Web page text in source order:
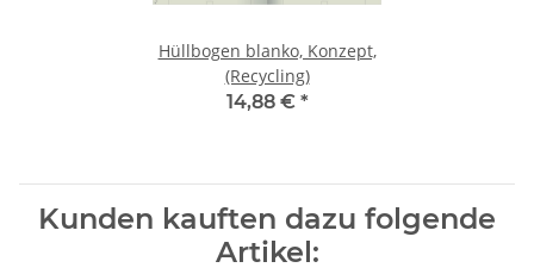
Hüllbogen blanko, Konzept,
(Recycling)
14,88 € *
Kunden kauften dazu folgende
Artikel: